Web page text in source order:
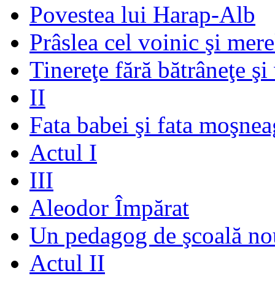
Povestea lui Harap-Alb
Prâslea cel voinic şi
Tinereţe fără bătrâneţe
II
Fata babei şi fata
Actul I
III
Aleodor Împărat
Un pedagog de şcoală
Actul II